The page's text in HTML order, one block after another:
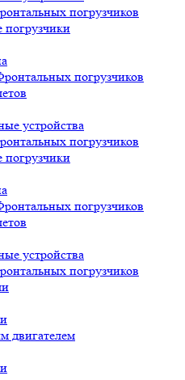
погрузчиков
погрузчиков
устройства
погрузчиков
погрузчиков
устройства
погрузчиков
двигателем